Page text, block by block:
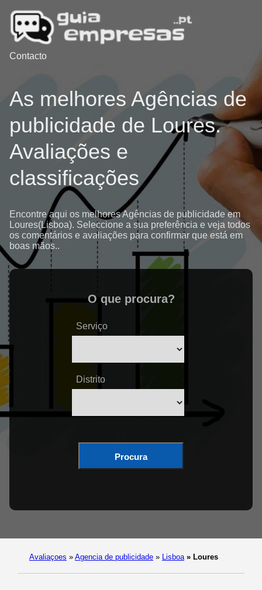
Contacto
As melhores Agências de
publicidade de Loures.
Avaliações e
classificações
Encontre aqui os melhores Agências de publicidade em
Loures(Lisboa). Seleccione a sua preferência e veja todos
os comentários e avaliações para confirmar que está em
boas mãos..
O que procura?
Serviço
Distrito
Procura
Avaliaçoes » Agencia de publicidade » Lisboa » Loures